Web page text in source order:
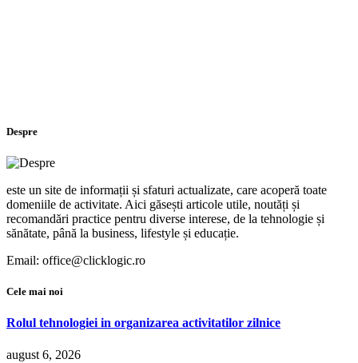
Despre
este un site de informații și sfaturi actualizate, care acoperă toate
domeniile de activitate. Aici găsești articole utile, noutăți și
recomandări practice pentru diverse interese, de la tehnologie și
sănătate, până la business, lifestyle și educație.
Email: office@clicklogic.ro
Cele mai noi
Rolul tehnologiei in organizarea activitatilor zilnice
august 6, 2026